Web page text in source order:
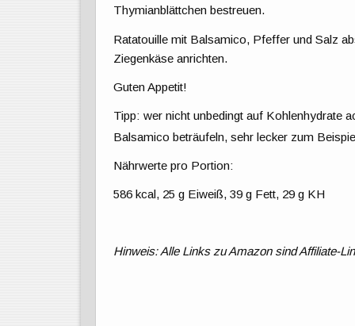
Thymianblättchen bestreuen.
Ratatouille mit Balsamico, Pfeffer und Salz
Ziegenkäse anrichten.
Guten Appetit!
Tipp: wer nicht unbedingt auf Kohlenhydrate
Balsamico beträufeln, sehr lecker zum
Nährwerte pro Portion:
586 kcal, 25 g Eiweiß, 39 g Fett, 29 g KH
Hinweis: Alle Links zu Amazon sind Affiliate-